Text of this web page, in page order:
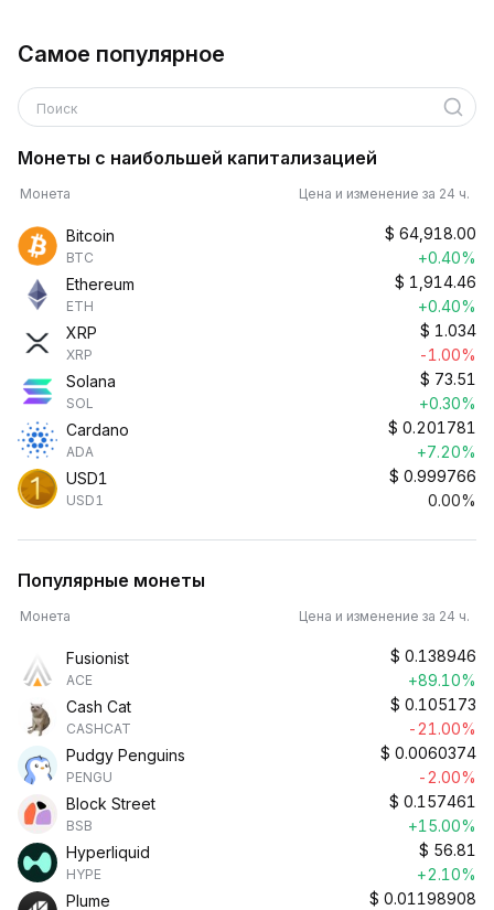
Самое популярное
Поиск
Монеты с наибольшей капитализацией
Монета Цена и изменение за 24 ч.
Bitcoin
BTC
$ 64,918.00
+0.40%
Ethereum
ETH
$ 1,914.46
+0.40%
XRP
XRP
$ 1.034
-1.00%
Solana
SOL
$ 73.51
+0.30%
Cardano
ADA
$ 0.201781
+7.20%
USD1
USD1
$ 0.999766
0.00%
Популярные монеты
Монета Цена и изменение за 24 ч.
Fusionist
ACE
$ 0.138946
+89.10%
Cash Cat
CASHCAT
$ 0.105173
-21.00%
Pudgy Penguins
PENGU
$ 0.0060374
-2.00%
Block Street
BSB
$ 0.157461
+15.00%
Hyperliquid
HYPE
$ 56.81
+2.10%
Plume
$ 0.01198908